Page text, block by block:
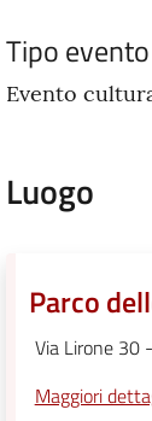
Tipo evento
Evento
Luogo
Parco
Via Lirone 30
Maggiori